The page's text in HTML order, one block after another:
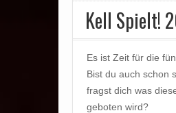
Kell Spielt!
Es ist Zeit für die
Bist du auch schon
fragst dich was
geboten wird?